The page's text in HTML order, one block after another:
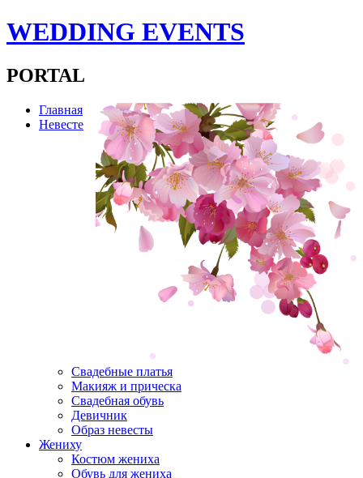
WEDDING EVENTS
PORTAL
Главная
Невесте
Свадебные платья
Макияж и прическа
Свадебная обувь
Девичник
Образ невесты
Жениху
Костюм жениха
Обувь для жениха